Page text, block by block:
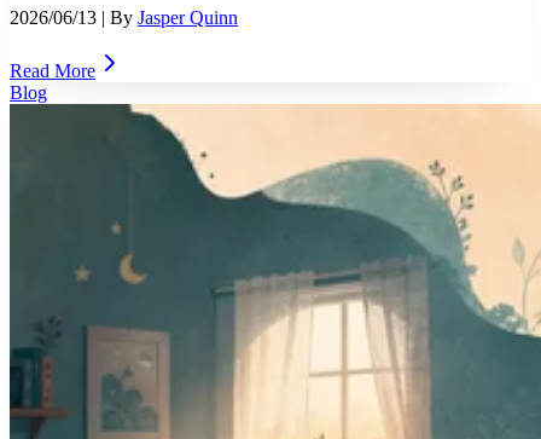
2026/06/13 | By Jasper Quinn
Read More
Blog